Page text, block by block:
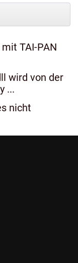
TAI-PAN
wird von der
...
nicht